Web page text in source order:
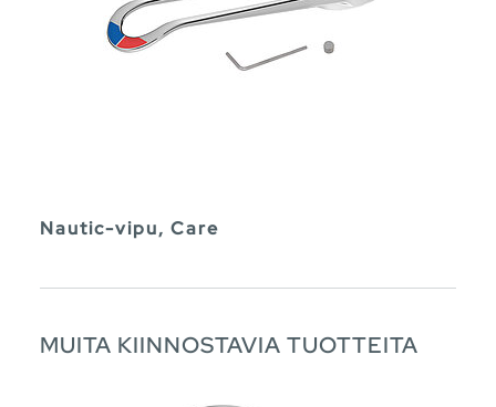
Nautic-vipu, Care
MUITA KIINNOSTAVIA TUOTTEITA